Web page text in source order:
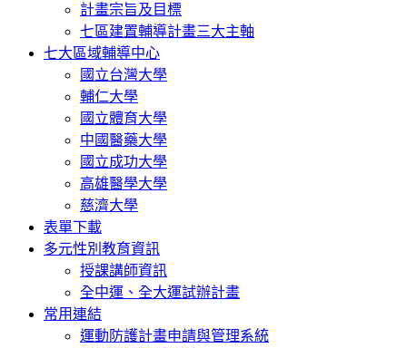
計畫宗旨及目標
七區建置輔導計畫三大主軸
七大區域輔導中心
國立台灣大學
輔仁大學
國立體育大學
中國醫藥大學
國立成功大學
高雄醫學大學
慈濟大學
表單下載
多元性別教育資訊
授課講師資訊
全中運、全大運試辦計畫
常用連結
運動防護計畫申請與管理系統